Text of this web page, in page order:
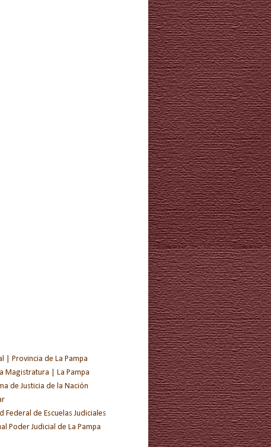
| Provincia de La Pampa
Magistratura | La Pampa
de Justicia de la Nación
Federal de Escuelas Judiciales
Poder Judicial de La Pampa